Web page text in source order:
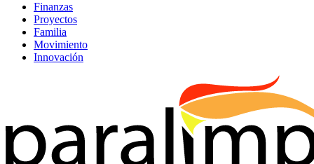
Finanzas
Proyectos
Familia
Movimiento
Innovación